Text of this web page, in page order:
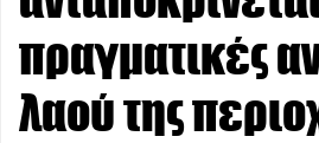
πραγματικές
λαού της